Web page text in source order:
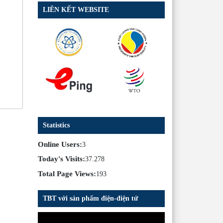
LIÊN KẾT WEBSITE
Statistics
Online Users:3
Today's Visits:37.278
Total Page Views:193
TBT với sản phẩm điện-điện tử